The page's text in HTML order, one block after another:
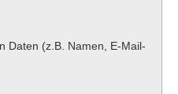
Daten (z.B. Namen, E-Mail-